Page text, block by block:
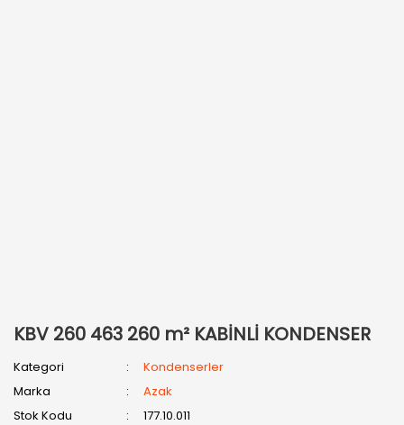
KBV 260 463 260 m² KABİNLİ KONDENSER
Kategori
Kondenserler
Marka
Azak
Stok Kodu
177.10.011